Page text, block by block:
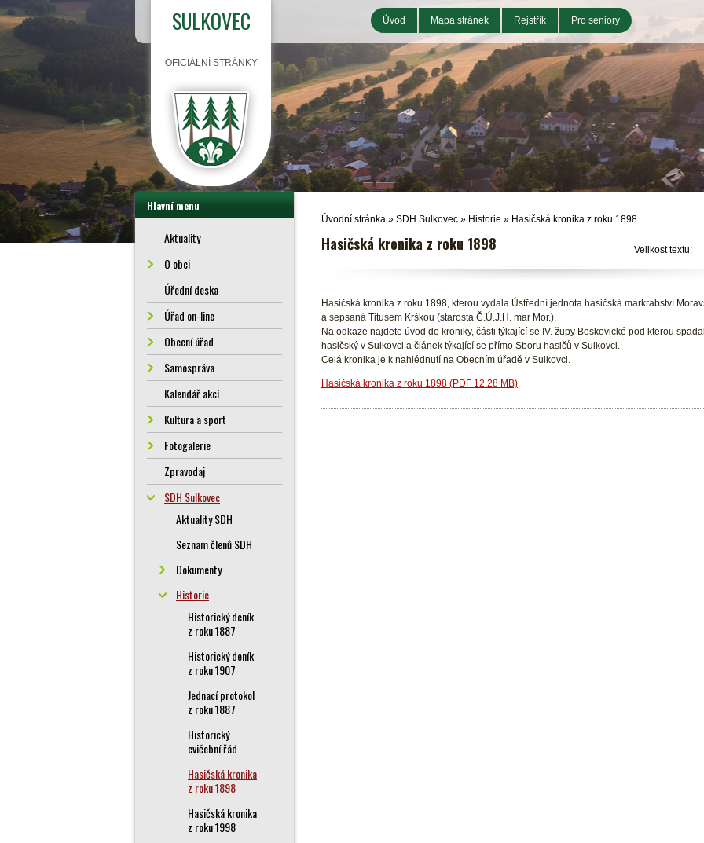
SULKOVEC
OFICIÁLNÍ STRÁNKY
Úvod Mapa stránek Rejstřík Pro seniory
Úvodní stránka » SDH Sulkovec » Historie » Hasičská kronika z roku 1898
Velikost textu:
Hasičská kronika z roku 1898
Hasičská kronika z roku 1898, kterou vydala Ústřední jednota hasičská markrabství
a sepsaná Titusem Krškou (starosta Č.Ú.J.H. mar Mor.).
Na odkaze najdete úvod do kroniky, části týkající se IV. župy Boskovické pod kterou
hasičský v Sulkovci a článek týkající se přímo Sboru hasičů v Sulkovci.
Celá kronika je k nahlédnutí na Obecním úřadě v Sulkovci.
Hasičská kronika z roku 1898 (PDF 12.28 MB)
Hlavní menu
Aktuality
O obci
Úřední deska
Úřad on-line
Obecní úřad
Samospráva
Kalendář akcí
Kultura a sport
Fotogalerie
Zpravodaj
SDH Sulkovec
Aktuality SDH
Seznam členů SDH
Dokumenty
Historie
Historický deník
z roku 1887
Historický deník
z roku 1907
Jednací protokol
z roku 1887
Historický
cvičební řád
Hasičská kronika
z roku 1898
Hasičská kronika
z roku 1998